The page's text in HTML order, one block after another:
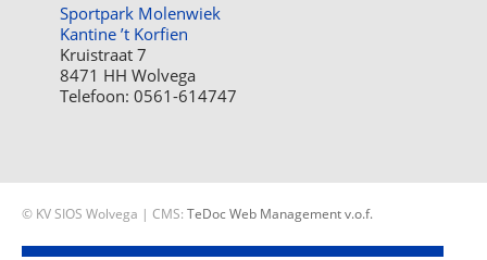
Sportpark Molenwiek
Kantine ’t Korfien
Kruistraat 7
8471 HH Wolvega
Telefoon: 0561-614747
© KV SIOS Wolvega | CMS: TeDoc Web Management v.o.f.